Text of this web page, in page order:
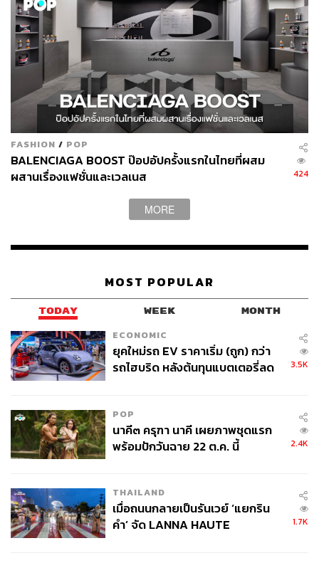
FASHION / POP
BALENCIAGA BOOST ป๊อปอัปครั้งแรกในไทยที่ผสม
ผสานเรื่องแฟชั่นและเวลเนส
424
MORE
MOST POPULAR
TODAY WEEK MONTH
ECONOMIC
ยุคใหม่รถ EV ราคาเริ่ม (ถูก) กว่า
รถไฮบริด หลังต้นทุนแบตเตอรี่ลด
3.5K
POP
นาคี๓ ครุฑา นาคี เผยภาพชุดแรก
พร้อมปักวันฉาย 22 ต.ค. นี้
2.4K
THAILAND
เมื่อถนนกลายเป็นรันเวย์ ‘แยกริน
คำ’ จัด LANNA HAUTE
1.7K